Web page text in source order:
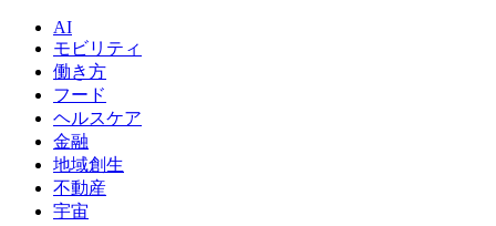
AI
モビリティ
働き方
フード
ヘルスケア
金融
地域創生
不動産
宇宙